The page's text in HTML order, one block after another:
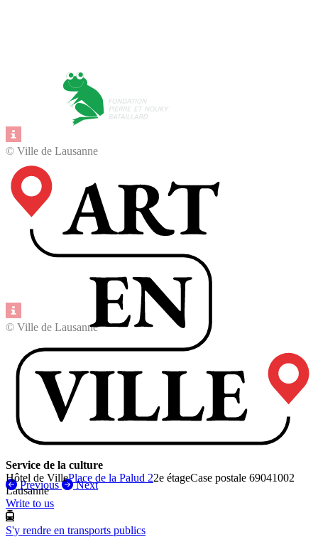
© Ville de Lausanne
© Ville de Lausanne
Previous Next
Service de la culture
Hôtel de VillePlace de la Palud 22e étageCase postale 69041002
Lausanne
Write to us
S'y rendre en transports publics